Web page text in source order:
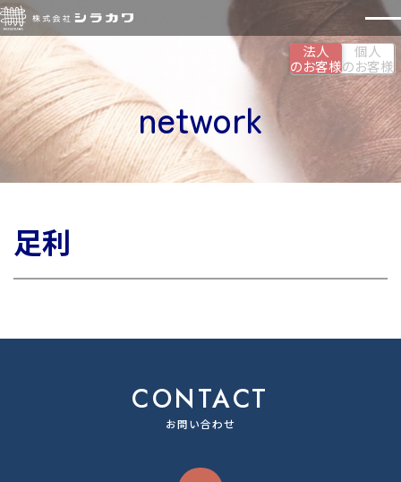
法人
のお客様
個人
のお客様
network
足利
CONTACT
お問い合わせ